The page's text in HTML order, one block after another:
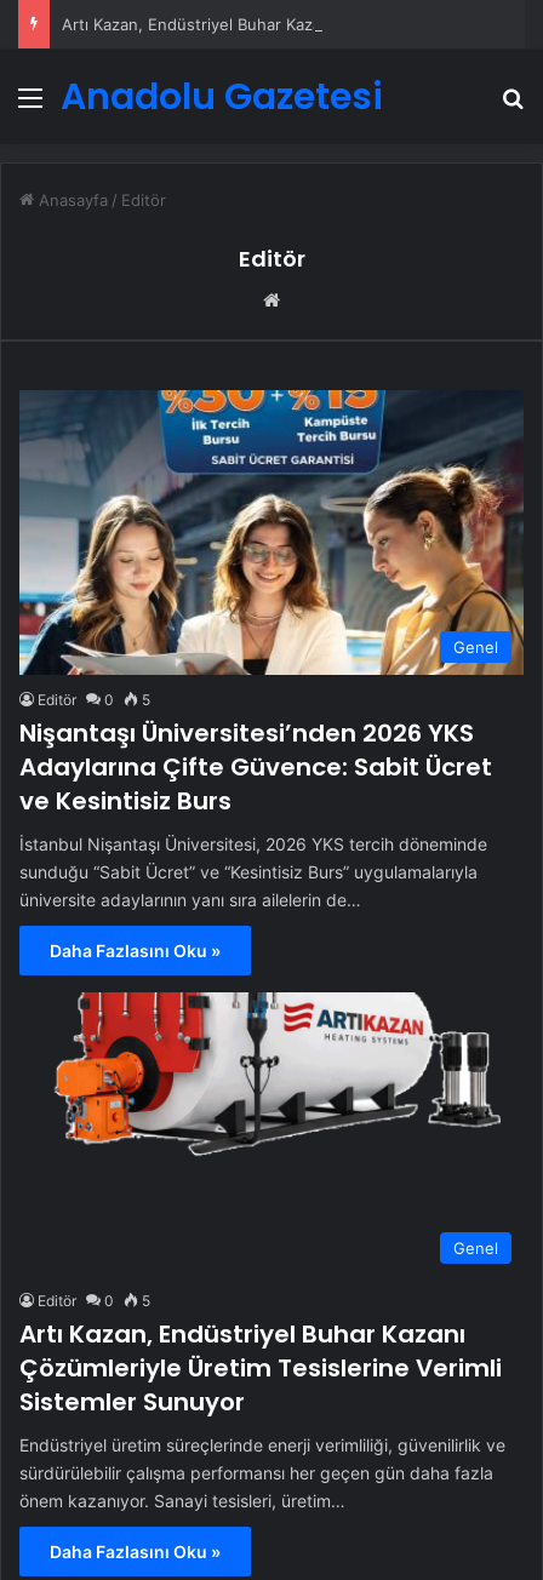
Menü
Anadolu Gazetesi
Anasayfa / Editör
Editör
Genel
Editör 0 5
Nişantaşı Üniversitesi’nden 2026 YKS
Adaylarına Çifte Güvence: Sabit Ücret
ve Kesintisiz Burs
İstanbul Nişantaşı Üniversitesi, 2026 YKS tercih döneminde
sunduğu “Sabit Ücret” ve “Kesintisiz Burs” uygulamalarıyla
üniversite adaylarının yanı sıra ailelerin de…
Daha Fazlasını Oku »
Genel
Editör 0 5
Artı Kazan, Endüstriyel Buhar Kazanı
Çözümleriyle Üretim Tesislerine Verimli
Sistemler Sunuyor
Endüstriyel üretim süreçlerinde enerji verimliliği, güvenilirlik ve
sürdürülebilir çalışma performansı her geçen gün daha fazla
önem kazanıyor. Sanayi tesisleri, üretim…
Daha Fazlasını Oku »